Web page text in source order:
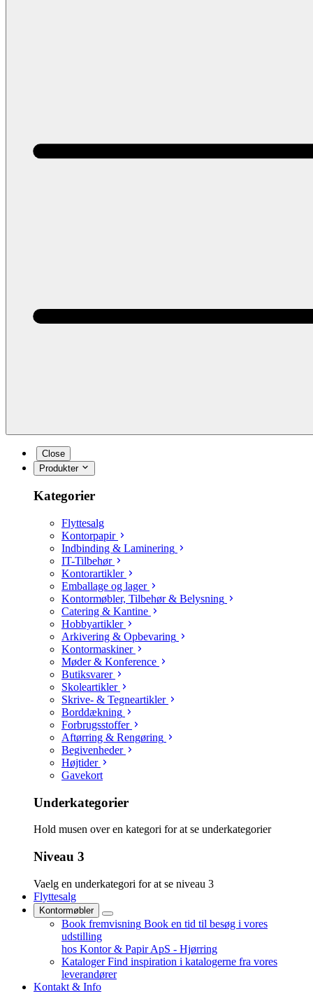
Close
Produkter
Kategorier
Flyttesalg
Kontorpapir
Indbinding & Laminering
IT-Tilbehør
Kontorartikler
Emballage og lager
Kontormøbler, Tilbehør & Belysning
Catering & Kantine
Hobbyartikler
Arkivering & Opbevaring
Kontormaskiner
Møder & Konference
Butiksvarer
Skoleartikler
Skrive- & Tegneartikler
Borddækning
Forbrugsstoffer
Aftørring & Rengøring
Begivenheder
Højtider
Gavekort
Underkategorier
Hold musen over en kategori for at se underkategorier
Niveau 3
Vaelg en underkategori for at se niveau 3
Flyttesalg
Kontormøbler
Book fremvisning Book en tid til besøg i vores
udstilling
hos Kontor & Papir ApS - Hjørring
Kataloger Find inspiration i katalogerne fra vores
leverandører
Kontakt & Info